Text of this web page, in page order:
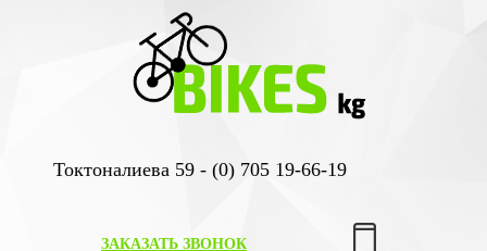
Токтоналиева 59 - (0) 705 19-66-19
ЗАКАЗАТЬ ЗВОНОК